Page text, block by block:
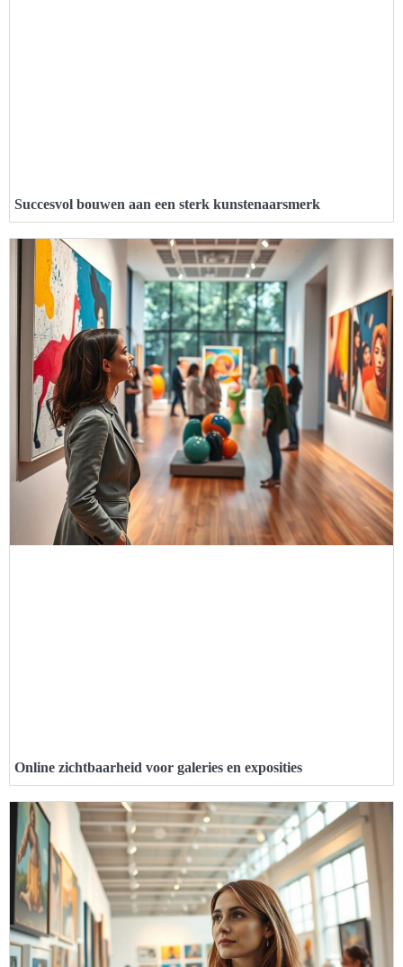
Succesvol bouwen aan een sterk kunstenaarsmerk
Online zichtbaarheid voor galeries en exposities